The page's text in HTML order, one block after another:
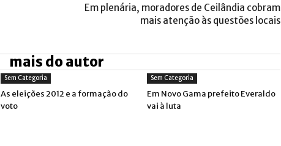
Em plenária, moradores de Ceilândia cobram
mais atenção às questões locais
mais do autor
Sem Categoria
As eleições 2012 e a formação do
voto
Sem Categoria
Em Novo Gama prefeito Everaldo
vai à luta